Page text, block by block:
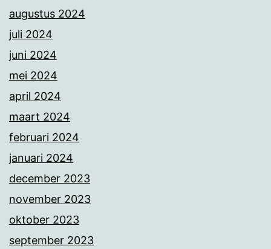
augustus 2024
juli 2024
juni 2024
mei 2024
april 2024
maart 2024
februari 2024
januari 2024
december 2023
november 2023
oktober 2023
september 2023